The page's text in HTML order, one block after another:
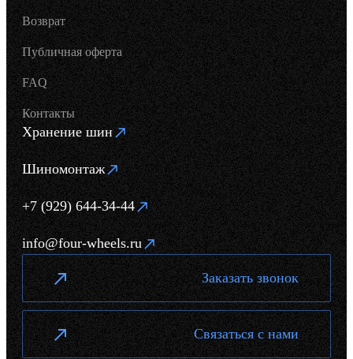
Возврат
Публичная оферта
FAQ
Контакты
Хранение шин
Шиномонтаж
+7 (929) 644-34-44
info@four-wheels.ru
Заказать звонок
Связаться с нами